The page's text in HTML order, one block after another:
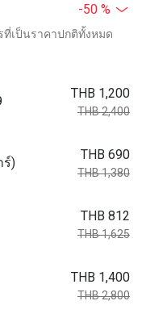
-50 %
เป็นราคาปกติทั้งหมด
THB 1,200
THB 2,400
ร์)
THB 690
THB 1,380
THB 812
THB 1,625
THB 1,400
THB 2,800